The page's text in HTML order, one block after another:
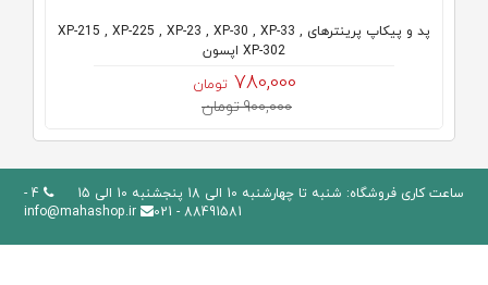
پد و پیکاپ پرینترهای XP-215 , XP-225 , XP-23 , XP-30 , XP-33 ,
XP-302 اپسون
780,000 تومان
900,000 تومان
ساعت کاری فروشگاه: شنبه تا چهارشنبه 10 الی 18 پنجشنبه 10 الی 15
4 -
88491581 - 021
info@mahashop.ir